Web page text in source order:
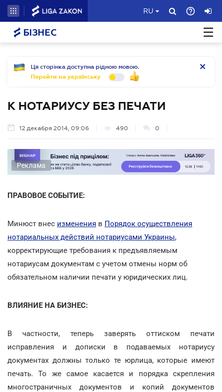
RU
БІЗНЕС
Ця сторінка доступна рідною мовою.
Перейти на українську
К НОТАРИУСУ БЕЗ ПЕЧАТИ
12 декабря 2014, 09:06 490 0
Реклама
ПРАВОВОЕ СОБЫТИЕ:
Минюст внес изменения в Порядок осуществления
нотариальных действий нотариусами Украины,
корректирующие требования к предъявляемым
нотариусам документам с учетом отмены норм об
обязательном наличии печати у юридических лиц.
ВЛИЯНИЕ НА БИЗНЕС:
В частности, теперь заверять оттиском печати
исправления и дописки в подаваемых нотариусу
документах должны только те юрлица, которые имеют
печать. То же самое касается и порядка скрепления
многостраничных документов и копий документов